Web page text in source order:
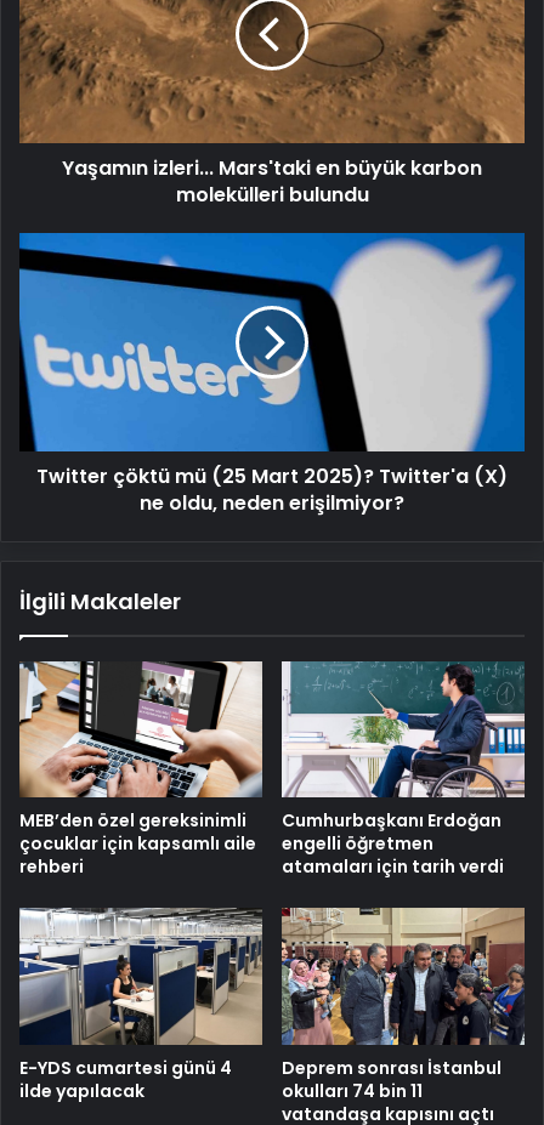
en
büyük
karbon
molekülleri
bulundu
Yaşamın izleri... Mars'taki en büyük karbon
molekülleri bulundu
Twitter
çöktü
(25
Mart
2025)?
Twitter'a
(X)
ne
oldu,
Twitter çöktü mü (25 Mart 2025)? Twitter'a (X)
ne oldu, neden erişilmiyor?
İlgili Makaleler
MEB’den özel gereksinimli
çocuklar için kapsamlı aile
rehberi
Cumhurbaşkanı Erdoğan
engelli öğretmen
atamaları için tarih verdi
E-YDS cumartesi günü 4
ilde yapılacak
Deprem sonrası İstanbul
okulları 74 bin 11
vatandaşa kapısını açtı